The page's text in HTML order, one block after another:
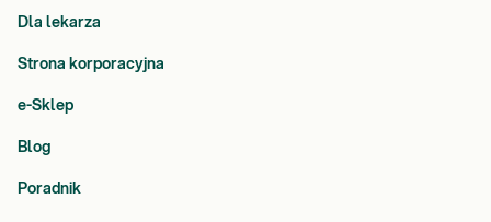
Dla lekarza
Strona korporacyjna
e-Sklep
Blog
Poradnik